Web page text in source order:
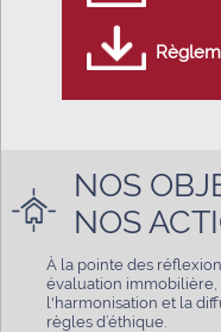
NOS
NOS
À la pointe des
évaluation immobilière,
l'harmonisation et la
règles d’éthique.